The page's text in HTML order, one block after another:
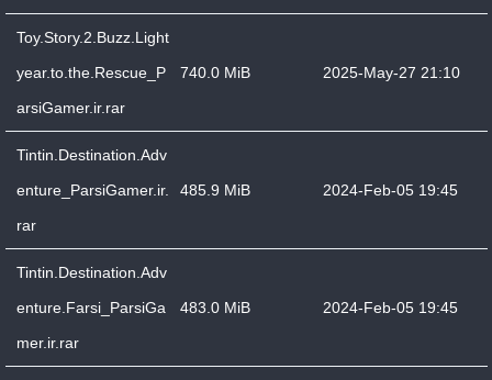
Toy.Story.2.Buzz.Light
year.to.the.Rescue_P
arsiGamer.ir.rar
740.0 MiB 2025-May-27 21:10
Tintin.Destination.Adv
enture_ParsiGamer.ir.
rar
485.9 MiB 2024-Feb-05 19:45
Tintin.Destination.Adv
enture.Farsi_ParsiGa
mer.ir.rar
483.0 MiB 2024-Feb-05 19:45